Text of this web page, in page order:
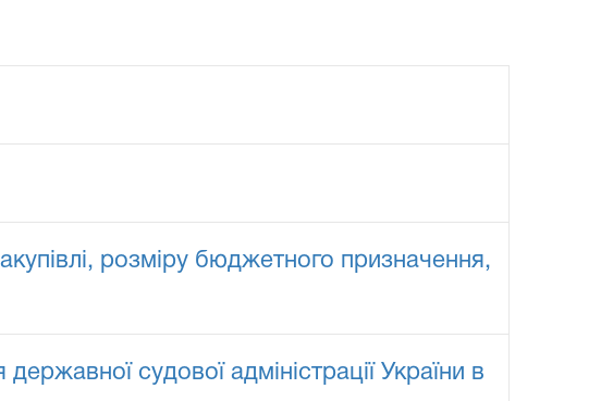
розміру бюджетного призначення,
судової адміністрації України в